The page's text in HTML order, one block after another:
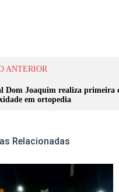
ANTERIOR
Dom Joaquim realiza primeira
em ortopedia
Relacionadas